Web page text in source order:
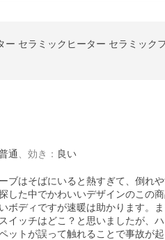
通 効き ： 良い
ブはそばにいると熱すぎて、倒れ
した中でかわいいデザインのこの
ボディですが速暖は助かります。
イッチはどこ？と思いましたが、
ットが誤って触れることで事故が